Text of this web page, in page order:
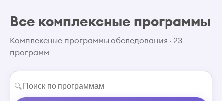
Все комплексные программы
Комплексные программы обследования · 23
программ
🔍